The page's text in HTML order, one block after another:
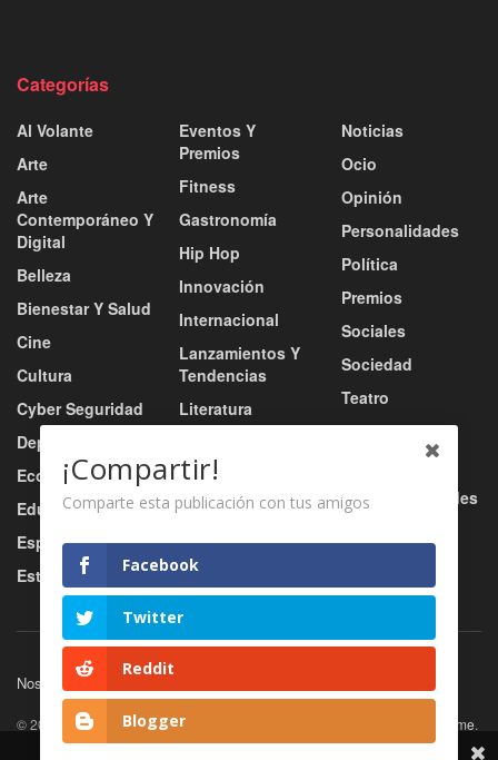
Categorías
Al Volante
Arte
Arte
Contemporáneo Y
Digital
Belleza
Bienestar Y Salud
Cine
Cultura
Cyber Seguridad
Deportes
Economía
Educación
Esports
Estilo De Vida
Eventos Y
Premios
Fitness
Gastronomía
Hip Hop
Innovación
Internacional
Lanzamientos Y
Tendencias
Literatura
Música
Música Urbana
Nacional
Negocio
Noticias
Ocio
Opinión
Personalidades
Política
Premios
Sociales
Sociedad
Teatro
Tecnología
Tv / Radio / Redes
Nosotros
© 2026 JNews - Premium WordPress news & magazine theme by Jegtheme.
¡Compartir!
Comparte esta publicación con tus amigos
Facebook
Twitter
Reddit
Blogger